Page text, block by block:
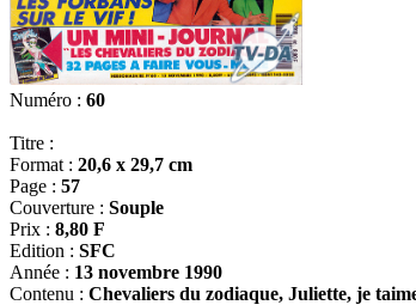
Numéro : 60
Titre :
Format : 20,6 x 29,7 cm
Page : 57
Couverture : Souple
Prix : 8,80 F
Edition : SFC
Année : 13 novembre 1990
Contenu : Chevaliers du zodiaque, Juliette, je